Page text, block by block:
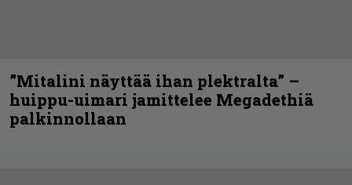
”Mitalini näyttää ihan plektralta” –
huippu-uimari jamittelee Megadethiä
palkinnollaan